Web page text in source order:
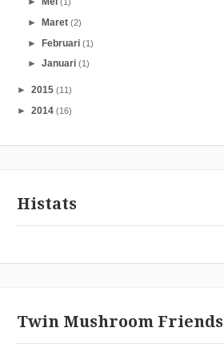
►Maret(2)
►Februari(1)
►Januari(1)
► 2015 (11)
► 2014 (16)
Histats
Twin Mushroom Friends